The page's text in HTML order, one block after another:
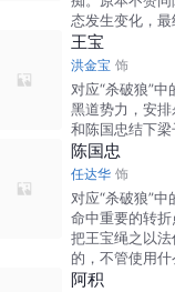
态发生变化，
王宝
洪金宝 饰
对应“杀破狼”
黑道势力，安
和陈国忠结下梁
陈国忠
任达华 饰
对应“杀破狼”
命中重要的转
把王宝绳之以
的，不管使用
阿积